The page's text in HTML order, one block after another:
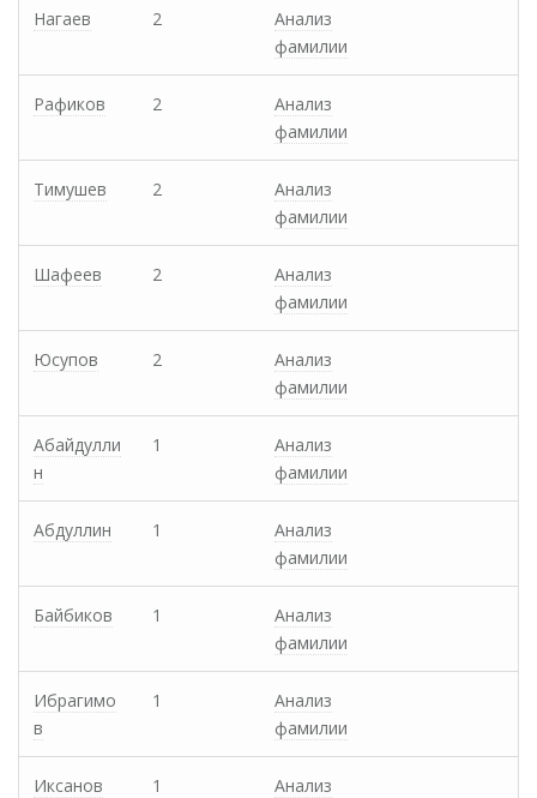
Нагаев 2
Анализ
фамилии
Рафиков 2
Анализ
фамилии
Тимушев 2
Анализ
фамилии
Шафеев 2
Анализ
фамилии
Юсупов 2
Анализ
фамилии
Абайдулли
н
1
Анализ
фамилии
Абдуллин 1
Анализ
фамилии
Байбиков 1
Анализ
фамилии
Ибрагимо
в
1
Анализ
фамилии
Иксанов 1
Анализ